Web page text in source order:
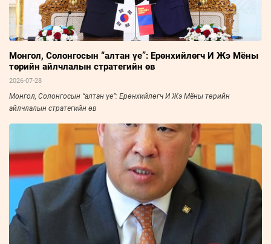
Монгол, Солонгосын “алтан үе”: Ерөнхийлөгч И Жэ Мёны
төрийн айлчлалын стратегийн өв
2026-07-28
Монгол, Солонгосын “алтан үе”: Ерөнхийлөгч И Жэ Мёны төрийн
айлчлалын стратегийн өв